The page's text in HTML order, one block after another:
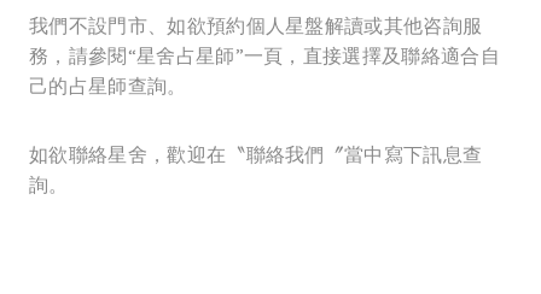
我們不設門市、如欲預約個人星盤解讀或其他咨詢服
務，請參閱“星舍占星師”一頁，直接選擇及聯絡適合自
己的占星師查詢。
如欲聯絡星舍，歡迎在〝聯絡我們〞當中寫下訊息查
詢。